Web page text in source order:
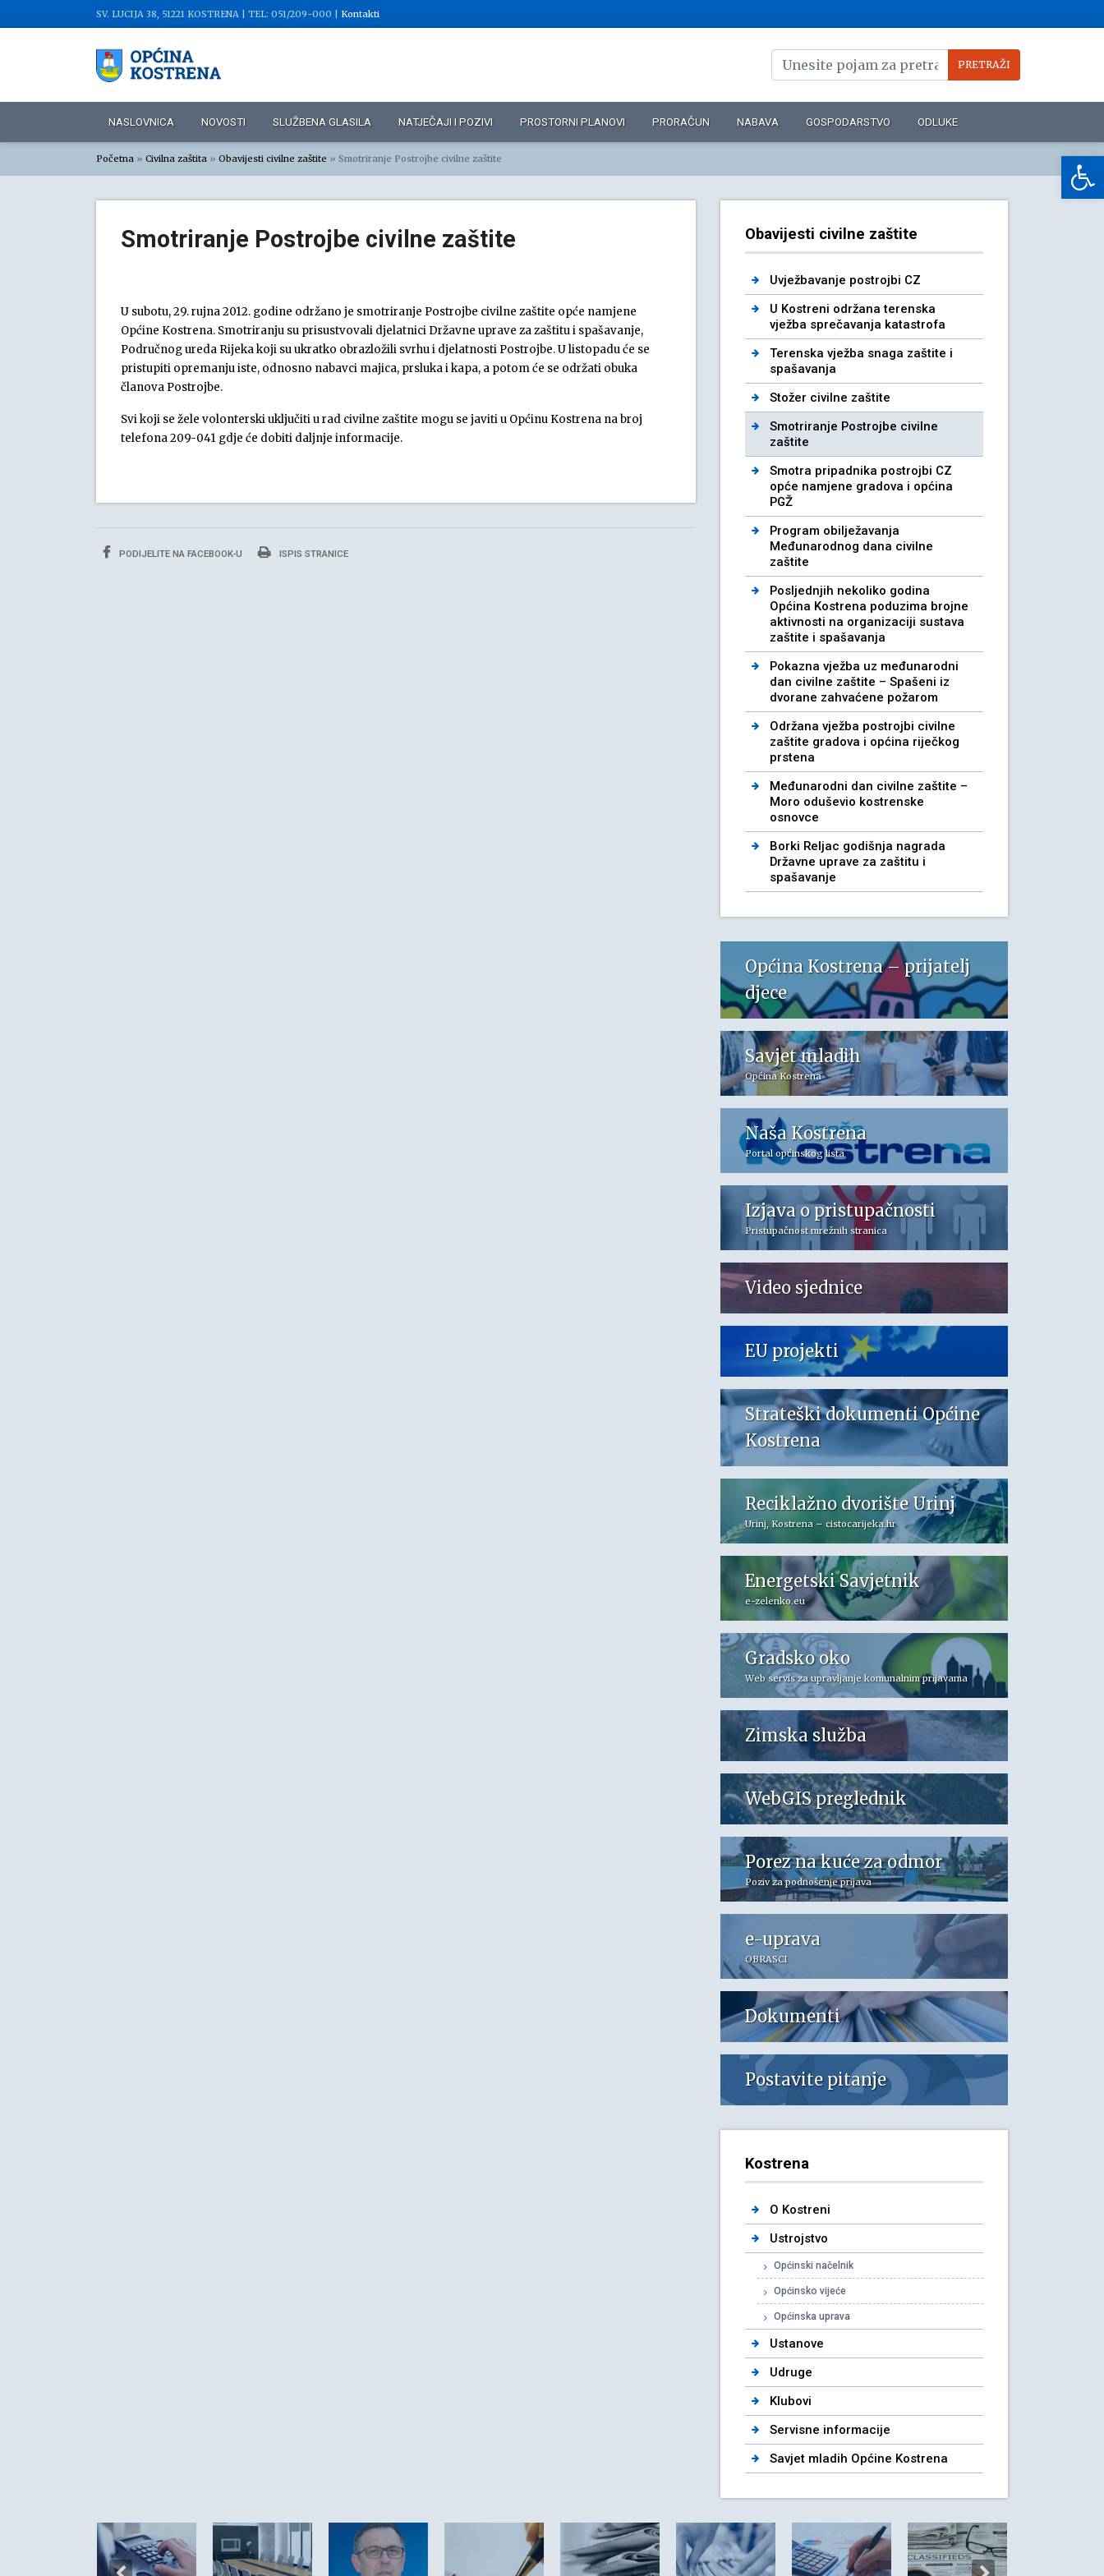
SV. LUCIJA 38, 51221 KOSTRENA | TEL: 051/209-000 | Kontakti
NASLOVNICA NOVOSTI SLUŽBENA GLASILA NATJEČAJI I POZIVI PROSTORNI PLANOVI PRORAČUN NABAVA GOSPODARSTVO ODLUKE
Početna » Civilna zaštita » Obavijesti civilne zaštite » Smotriranje Postrojbe civilne zaštite
Smotriranje Postrojbe civilne zaštite
U subotu, 29. rujna 2012. godine održano je smotriranje Postrojbe civilne zaštite opće namjene
Općine Kostrena. Smotriranju su prisustvovali djelatnici Državne uprave za zaštitu i spašavanje,
Područnog ureda Rijeka koji su ukratko obrazložili svrhu i djelatnosti Postrojbe. U listopadu će se
pristupiti opremanju iste, odnosno nabavci majica, prsluka i kapa, a potom će se održati obuka
članova Postrojbe.
Svi koji se žele volonterski uključiti u rad civilne zaštite mogu se javiti u Općinu Kostrena na broj
telefona 209-041 gdje će dobiti daljnje informacije.
PODIJELITE NA FACEBOOK-U ISPIS STRANICE
Obavijesti civilne zaštite
Uvježbavanje postrojbi CZ
U Kostreni održana terenska
vježba sprečavanja katastrofa
Terenska vježba snaga zaštite i
spašavanja
Stožer civilne zaštite
Smotriranje Postrojbe civilne
zaštite
Smotra pripadnika postrojbi CZ
opće namjene gradova i općina
PGŽ
Program obilježavanja
Međunarodnog dana civilne
zaštite
Posljednjih nekoliko godina
Općina Kostrena poduzima brojne
aktivnosti na organizaciji sustava
zaštite i spašavanja
Pokazna vježba uz međunarodni
dan civilne zaštite – Spašeni iz
dvorane zahvaćene požarom
Održana vježba postrojbi civilne
zaštite gradova i općina riječkog
prstena
Međunarodni dan civilne zaštite –
Moro oduševio kostrenske
osnovce
Borki Reljac godišnja nagrada
Državne uprave za zaštitu i
spašavanje
Općina Kostrena – prijatelj
djece
Savjet mladih
Općina Kostrena
Naša Kostrena
Portal općinskog lista
Izjava o pristupačnosti
Pristupačnost mrežnih stranica
Video sjednice
EU projekti
Strateški dokumenti Općine
Kostrena
Reciklažno dvorište Urinj
Urinj, Kostrena – cistocarijeka.hr
Energetski Savjetnik
e-zelenko.eu
Gradsko oko
Web servis za upravljanje komunalnim prijavama
Zimska služba
WebGIS preglednik
Porez na kuće za odmor
Poziv za podnošenje prijava
e-uprava
OBRASCI
Dokumenti
Postavite pitanje
Kostrena
O Kostreni
Ustrojstvo
Općinski načelnik
Općinsko vijeće
Općinska uprava
Ustanove
Udruge
Klubovi
Servisne informacije
Savjet mladih Općine Kostrena